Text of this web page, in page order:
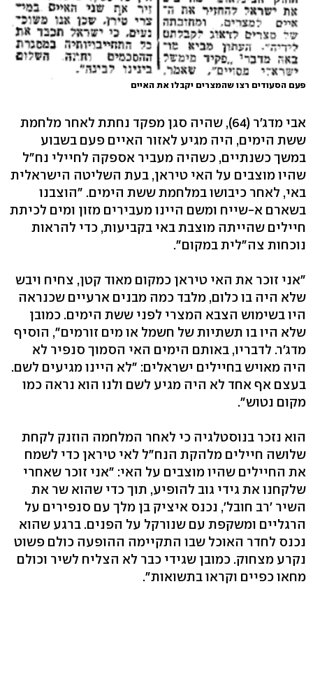
פעם הסעודים רצו שהמצרים יקבלו את האיים
אבי מדג'ר (64), שהיה סגן מפקד נחתת לאחר מלחמת
ששת הימים, היה מגיע לאזור האיים פעם בשבוע
במשך כשנתיים, כשהיה מעביר אספקה לחיילי נח"ל
שהיו מוצבים על האי טיראן, בעת השליטה הישראלית
באי, לאחר כיבושו במלחמת ששת הימים. "הוצבנו
בשארם א-שייח ומשם היינו מעבירים מזון ומים לכיתת
חיילים שהייתה מוצבת באי בקביעות, כדי להראות
נוכחות צה"לית במקום".
"אני זוכר את האי טיראן כמקום מאוד קטן, צחיח ויבש
שלא היה בו כלום, מלבד כמה מבנים ארעיים שכנראה
היו בשימוש הצבא המצרי לפני ששת הימים. כמובן
שלא היו בו תשתיות של חשמל או מים זורמים", הוסיף
מדג'ר. לדבריו, באותם הימים האי הסמוך סנפיר לא
היה מאויש בחיילים ישראלים: "לא היינו מגיעים לשם.
בעצם אף אחד לא היה מגיע לשם ולנו הוא נראה כמו
מקום נטוש".
הוא נזכר בנוסטלגיה כי לאחר המלחמה הוזנק לקחת
שלושה חיילים מלהקת הנח"ל לאי טיראן כדי לשמח
את החיילים שהיו מוצבים על האי: "אני זוכר שאחרי
שלקחנו את גידי גוב להופיע, תוך כדי שהוא שר את
השיר 'רב חובל', נכנס איציק בן מלך עם סנפירים על
הרגליים ומשקפת עם שנורקל על הפנים. ברגע שהוא
נכנס לחדר האוכל שבו התקיימה ההופעה כולם פשוט
נקרע מצחוק. כמובן שגידי כבר לא הצליח לשיר וכולם
מחאו כפיים וקראו בתשואות".